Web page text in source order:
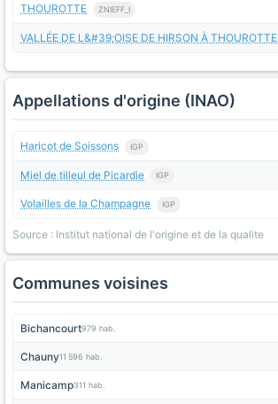
THOUROTTE
ZNIEFF_I
VALLÉE DE L&#39;OISE DE HIRSON À THOUROTTE
Appellations d'origine (INAO)
Haricot de Soissons IGP
Miel de tilleul de Picardie IGP
Volailles de la Champagne IGP
Source : Institut national de l'origine et de la qualite
Communes voisines
Bichancourt979 hab.
Chauny11 596 hab.
Manicamp311 hab.